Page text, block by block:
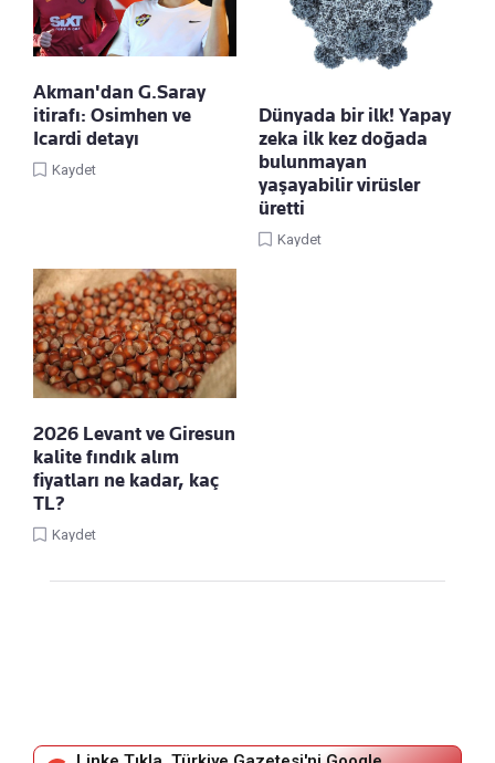
Akman'dan G.Saray
itirafı: Osimhen ve
Icardi detayı
Kaydet
Dünyada bir ilk! Yapay
zeka ilk kez doğada
bulunmayan
yaşayabilir virüsler
üretti
Kaydet
2026 Levant ve Giresun
kalite fındık alım
fiyatları ne kadar, kaç
TL?
Kaydet